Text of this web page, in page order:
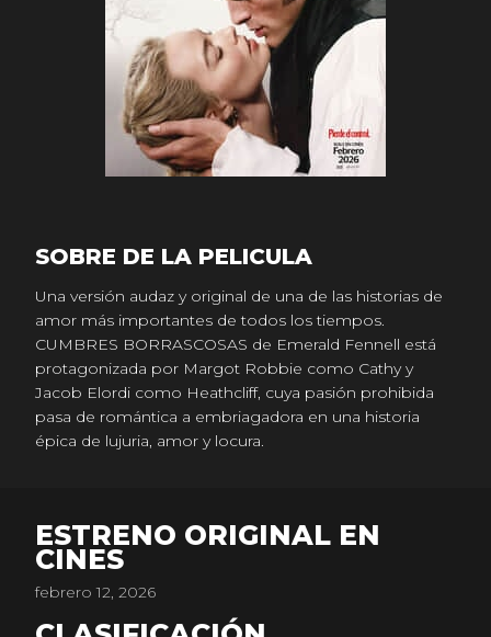
SOBRE DE LA PELICULA
Una versión audaz y original de una de las historias de
amor más importantes de todos los tiempos.
CUMBRES BORRASCOSAS de Emerald Fennell está
protagonizada por Margot Robbie como Cathy y
Jacob Elordi como Heathcliff, cuya pasión prohibida
pasa de romántica a embriagadora en una historia
épica de lujuria, amor y locura.
ESTRENO ORIGINAL EN
CINES
febrero 12, 2026